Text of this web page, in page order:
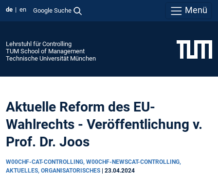
de en Google Suche Menü
Lehrstuhl für Controlling
TUM School of Management
Technische Universität München
Aktuelle Reform des EU-
Wahlrechts - Veröffentlichung v.
Prof. Dr. Joos
W00CHF-CAT-CONTROLLING, W00CHF-NEWSCAT-CONTROLLING,
AKTUELLES, ORGANISATORISCHES
23.04.2024